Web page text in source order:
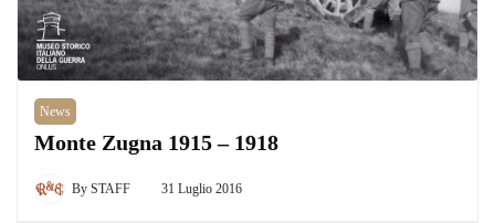
News
Monte Zugna 1915 – 1918
By STAFF 31 Luglio 2016